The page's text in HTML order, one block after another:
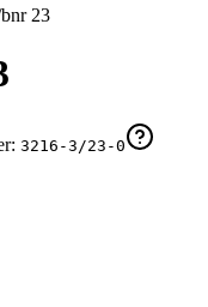
23
3216-3/23-0